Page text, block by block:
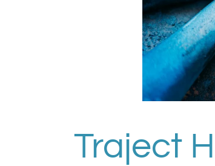
Traject